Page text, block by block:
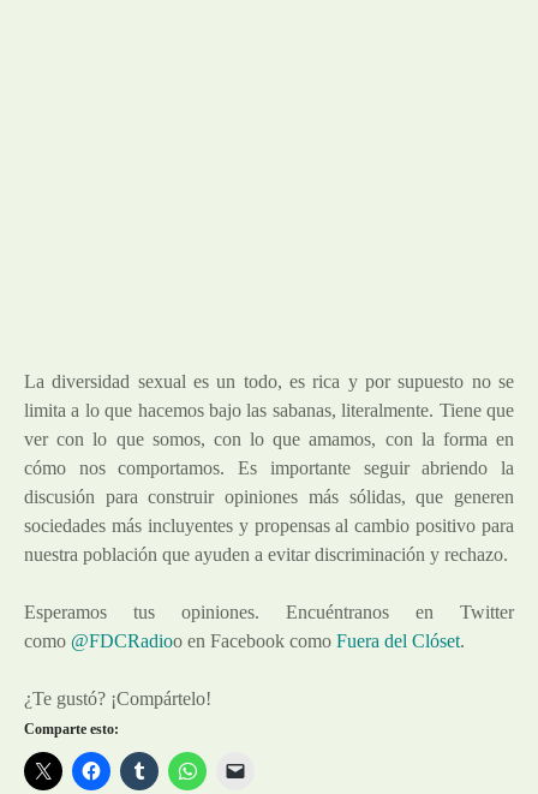
La diversidad sexual es un todo, es rica y por supuesto no se
limita a lo que hacemos bajo las sabanas, literalmente. Tiene que
ver con lo que somos, con lo que amamos, con la forma en
cómo nos comportamos. Es importante seguir abriendo la
discusión para construir opiniones más sólidas, que generen
sociedades más incluyentes y propensas al cambio positivo para
nuestra población que ayuden a evitar discriminación y rechazo.
Esperamos tus opiniones. Encuéntranos en Twitter
como @FDCRadioo en Facebook como Fuera del Clóset.
¿Te gustó? ¡Compártelo!
Comparte esto: